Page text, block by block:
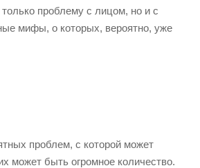
проблему с лицом, но и с
мифы, о которых, вероятно, уже
проблем, с которой может
может быть огромное количество.